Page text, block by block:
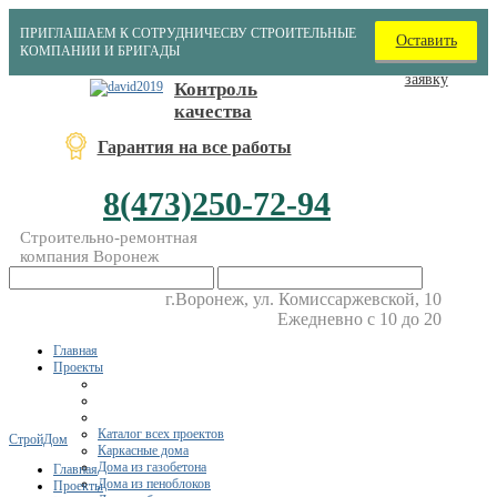
ПРИГЛАШАЕМ К СОТРУДНИЧЕСВУ СТРОИТЕЛЬНЫЕ
КОМПАНИИ И БРИГАДЫ
Оставить
заявку
Контроль
качества
Гарантия на все работы
8(473)250-72-94
Строительно-ремонтная
компания Воронеж
г.Воронеж, ул. Комиссаржевской, 10
Ежедневно с 10 до 20
Главная
Проекты
Каталог всех проектов
Каркасные дома
Дома из газобетона
Дома из пеноблоков
СтройДом
Главная
Проекты